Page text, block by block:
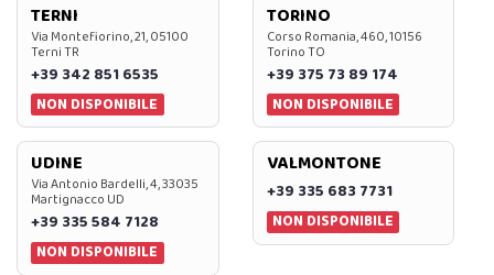
TERNI
Via Montefiorino, 21, 05100
Terni TR
+39 342 851 6535
NON DISPONIBILE
TORINO
Corso Romania, 460, 10156
Torino TO
+39 375 73 89 174
NON DISPONIBILE
UDINE
Via Antonio Bardelli, 4, 33035
Martignacco UD
+39 335 584 7128
NON DISPONIBILE
VALMONTONE
+39 335 683 7731
NON DISPONIBILE